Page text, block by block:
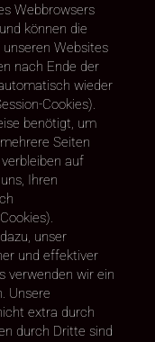
Webbrowsers
können die
Websites
nach Ende der
wieder
Cookies).
benötigt, um
Seiten
auf
Ihren
unser
und effektiver
verwenden wir ein
Unsere
extra durch
durch Dritte sind